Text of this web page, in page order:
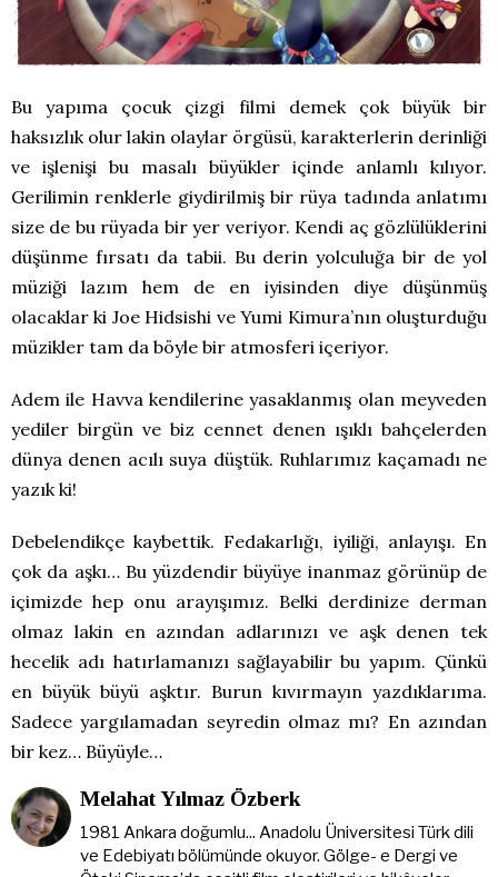
Bu yapıma çocuk çizgi filmi demek çok büyük bir
haksızlık olur lakin olaylar örgüsü, karakterlerin derinliği
ve işlenişi bu masalı büyükler içinde anlamlı kılıyor.
Gerilimin renklerle giydirilmiş bir rüya tadında anlatımı
size de bu rüyada bir yer veriyor. Kendi aç gözlülüklerini
düşünme fırsatı da tabii. Bu derin yolculuğa bir de yol
müziği lazım hem de en iyisinden diye düşünmüş
olacaklar ki Joe Hidsishi ve Yumi Kimura’nın oluşturduğu
müzikler tam da böyle bir atmosferi içeriyor.
Adem ile Havva kendilerine yasaklanmış olan meyveden
yediler birgün ve biz cennet denen ışıklı bahçelerden
dünya denen acılı suya düştük. Ruhlarımız kaçamadı ne
yazık ki!
Debelendikçe kaybettik. Fedakarlığı, iyiliği, anlayışı. En
çok da aşkı… Bu yüzdendir büyüye inanmaz görünüp de
içimizde hep onu arayışımız. Belki derdinize derman
olmaz lakin en azından adlarınızı ve aşk denen tek
hecelik adı hatırlamanızı sağlayabilir bu yapım. Çünkü
en büyük büyü aşktır. Burun kıvırmayın yazdıklarıma.
Sadece yargılamadan seyredin olmaz mı? En azından
bir kez… Büyüyle…
Melahat Yılmaz Özberk
1981 Ankara doğumlu... Anadolu Üniversitesi Türk dili
ve Edebiyatı bölümünde okuyor. Gölge- e Dergi ve